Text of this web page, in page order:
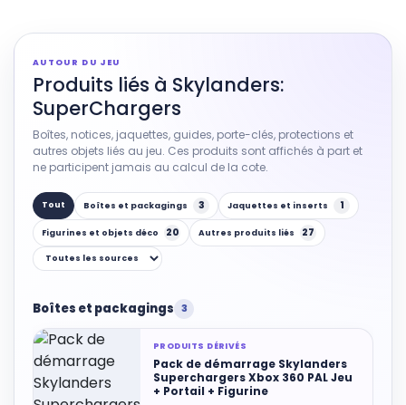
AUTOUR DU JEU
Produits liés à Skylanders:
SuperChargers
Boîtes, notices, jaquettes, guides, porte-clés, protections et
autres objets liés au jeu. Ces produits sont affichés à part et
ne participent jamais au calcul de la cote.
Tout Boîtes et packagings 3 Jaquettes et inserts 1
Figurines et objets déco 20 Autres produits liés 27
Boîtes et packagings 3
PRODUITS DÉRIVÉS
Pack de démarrage Skylanders
Superchargers Xbox 360 PAL Jeu
+ Portail + Figurine